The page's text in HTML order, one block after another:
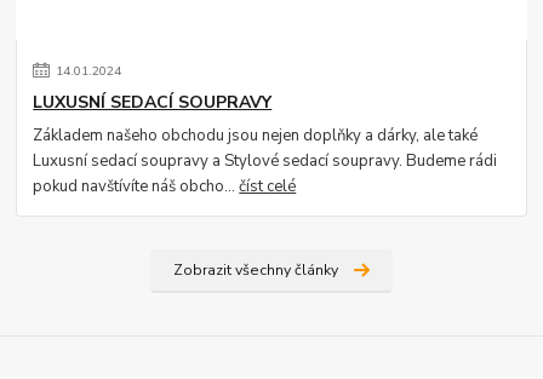
14.01.2024
LUXUSNÍ SEDACÍ SOUPRAVY
Základem našeho obchodu jsou nejen doplňky a dárky, ale také
Luxusní sedací soupravy a Stylové sedací soupravy. Budeme rádi
pokud navštívíte náš obcho...číst celé
Zobrazit všechny články